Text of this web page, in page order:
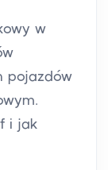
w
pojazdów
i jak